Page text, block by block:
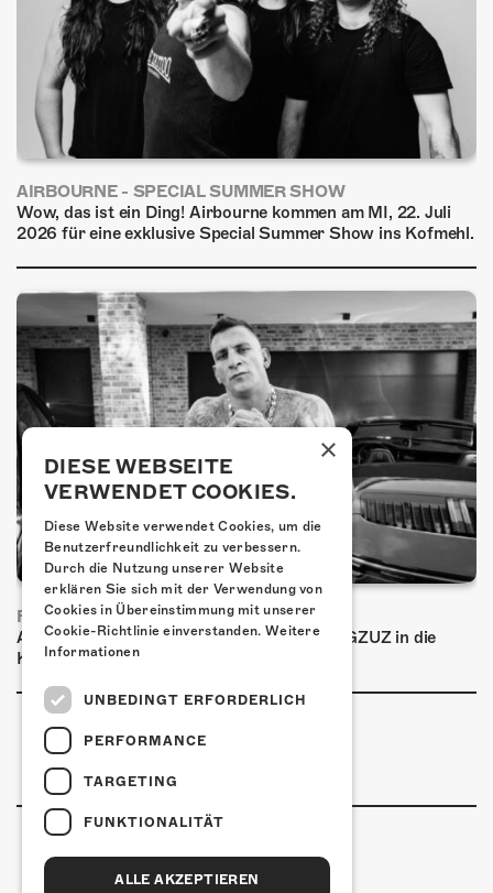
AIRBOURNE - SPECIAL SUMMER SHOW
Wow, das ist ein Ding! Airbourne kommen am MI, 22. Juli
2026 für eine exklusive Special Summer Show ins Kofmehl.
FRISCH BESTÄTIGT: GZUZ
Am Donnerstag, 29. Oktober 2026 kommt GZUZ in die
Kulturfabrik Kofmehl!
Kulturfabrik Kofmehl
×
DIESE WEBSEITE
VERWENDET COOKIES.
Diese Website verwendet Cookies, um die
Benutzerfreundlichkeit zu verbessern.
Durch die Nutzung unserer Website
erklären Sie sich mit der Verwendung von
Cookies in Übereinstimmung mit unserer
Cookie-Richtlinie einverstanden. Weitere
Informationen
UNBEDINGT ERFORDERLICH
PERFORMANCE
TARGETING
FUNKTIONALITÄT
ALLE AKZEPTIEREN